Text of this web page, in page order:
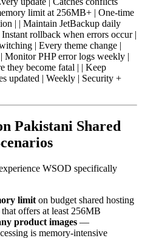
limit at 256MB+ | One-time
| | Maintain JetBackup daily
rollback when errors occur |
| Every theme change |
Monitor PHP error logs weekly |
they become fatal | | Keep
updated | Weekly | Security +
Pakistani Shared
WSOD specifically
limit on budget shared hosting
offers at least 256MB
product images —
is memory-intensive